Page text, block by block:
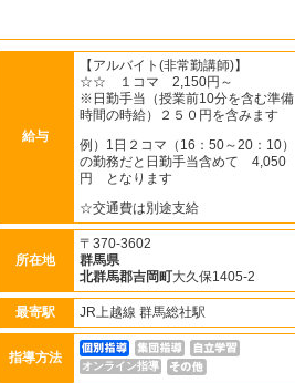
給与
【アルバイト(非常勤講師)】
☆☆ １コマ 2,150円～
※日勤手当（授業前10分を含む準備
時間の時給）２５０円を含みます
例）1日２コマ（16：50～20：10）
の勤務だと日勤手当含めて 4,050
円 となります
☆交通費は別途支給
所在地
〒370-3602
群馬県
北群馬郡吉岡町大久保1405-2
最寄駅 JR上越線 群馬総社駅
指導方法
オンライン指導